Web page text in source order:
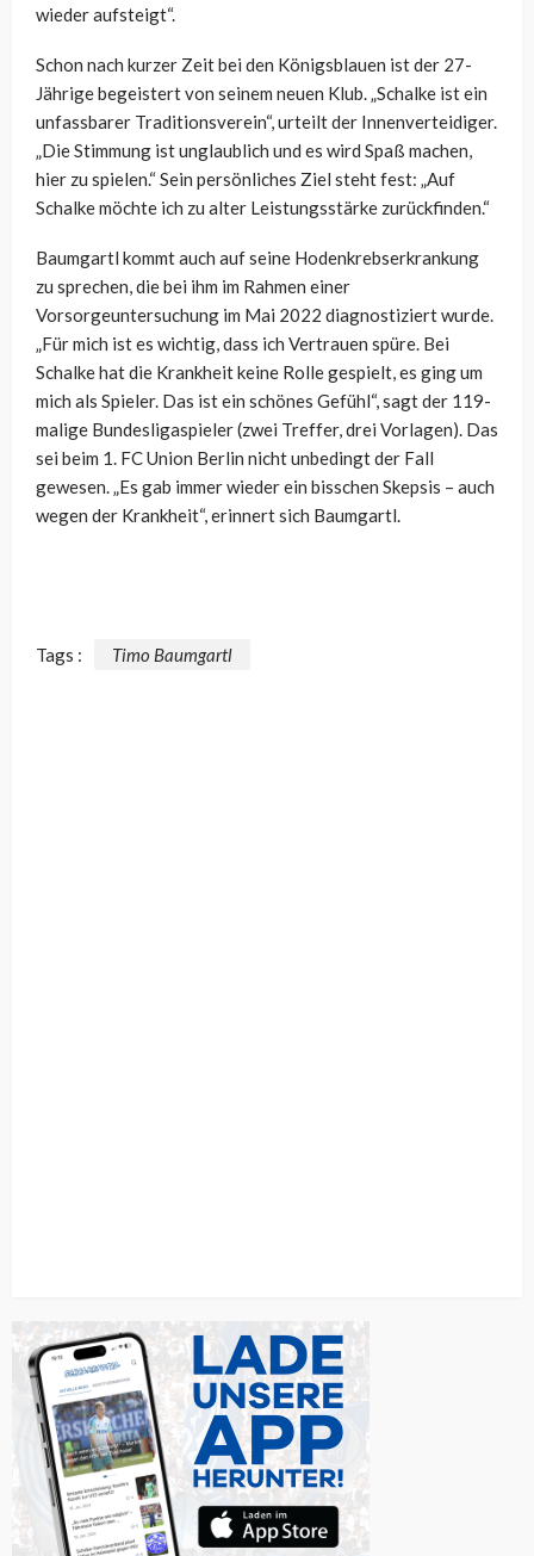
wieder aufsteigt“.
Schon nach kurzer Zeit bei den Königsblauen ist der 27-
Jährige begeistert von seinem neuen Klub. „Schalke ist ein
unfassbarer Traditionsverein“, urteilt der Innenverteidiger.
„Die Stimmung ist unglaublich und es wird Spaß machen,
hier zu spielen.“ Sein persönliches Ziel steht fest: „Auf
Schalke möchte ich zu alter Leistungsstärke zurückfinden.“
Baumgartl kommt auch auf seine Hodenkrebserkrankung
zu sprechen, die bei ihm im Rahmen einer
Vorsorgeuntersuchung im Mai 2022 diagnostiziert wurde.
„Für mich ist es wichtig, dass ich Vertrauen spüre. Bei
Schalke hat die Krankheit keine Rolle gespielt, es ging um
mich als Spieler. Das ist ein schönes Gefühl“, sagt der 119-
malige Bundesligaspieler (zwei Treffer, drei Vorlagen). Das
sei beim 1. FC Union Berlin nicht unbedingt der Fall
gewesen. „Es gab immer wieder ein bisschen Skepsis – auch
wegen der Krankheit“, erinnert sich Baumgartl.
Tags : Timo Baumgartl